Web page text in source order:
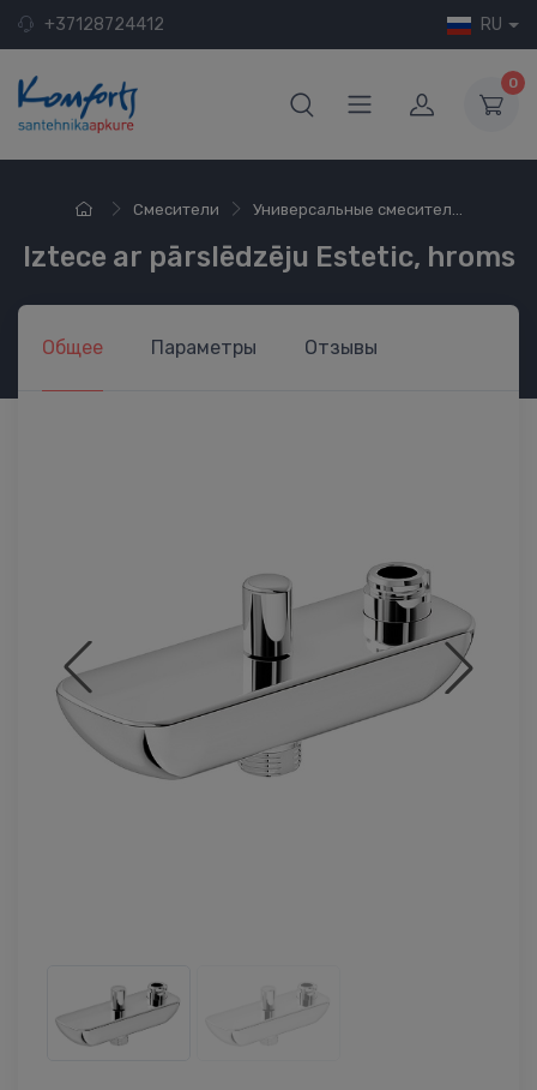
+37128724412 RU
0
Смесители Универсальные смесител...
Iztece ar pārslēdzēju Estetic, hroms
Общее Параметры Отзывы